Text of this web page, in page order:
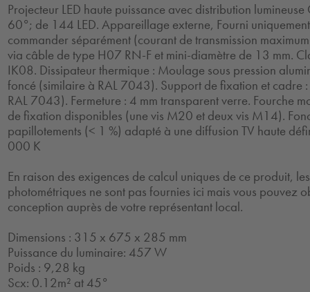
Projecteur LED haute puissance avec distribution
60°; de 144 LED. Appareillage externe, Fourni
commander séparément (courant de transmission
via câble de type H07 RN-F et mini-diamètre de 13 mm.
IK08. Dissipateur thermique : Moulage sous pression
foncé (similaire à RAL 7043). Support de fixation et cadre
RAL 7043). Fermeture : 4 mm transparent verre. Fourche
de fixation disponibles (une vis M20 et deux vis M14).
papillotements (< 1 %) adapté à une diffusion TV haute
000 K
En raison des exigences de calcul uniques de ce produit,
photométriques ne sont pas fournies ici mais vous pouvez
conception auprès de votre représentant local.
Dimensions : 315 x 675 x 285 mm
Puissance du luminaire: 457 W
Poids : 9,28 kg
Scx: 0.12m² at 45°